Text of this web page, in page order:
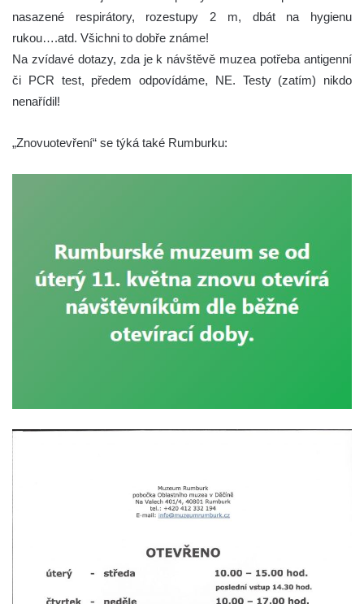
nasazené respirátory, rozestupy 2 m, dbát na hygienu
rukou….atd. Všichni to dobře známe!
Na zvídavé dotazy, zda je k návštěvě muzea potřeba antigenní
či PCR test, předem odpovídáme, NE. Testy (zatím) nikdo
nenařídil!
„Znovuotevření“ se týká také Rumburku: